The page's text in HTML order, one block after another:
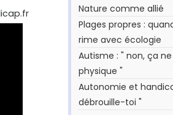
Nature comme allié
Plages propres :
rime avec écologie
Autisme : " non, ça
physique "
Autonomie et
débrouille-toi "